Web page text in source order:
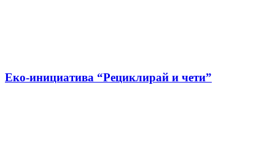
Еко-инициатива “Рециклирай и чети”